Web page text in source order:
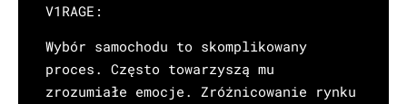
V1RAGE:
Wybór samochodu to skomplikowany
proces. Często towarzyszą mu
zrozumiałe emocje. Zróżnicowanie rynku